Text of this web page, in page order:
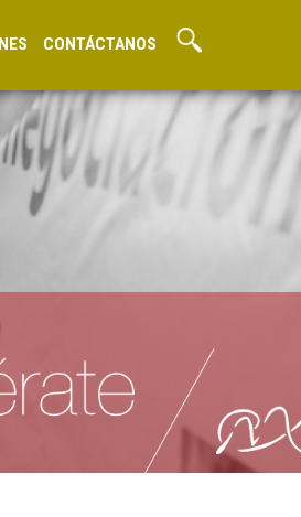
CONTÁCTANOS